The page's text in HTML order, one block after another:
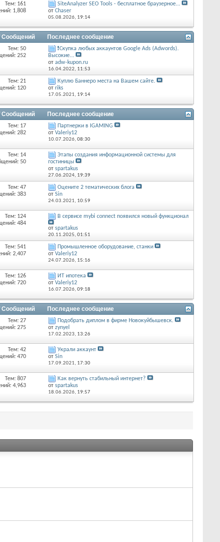
Тем: 161
1,808
SiteAnalyzer SEO Tools - бесплатное браузерное...
от Chaser
05.08.2026, 19:14
Сообщений Последнее сообщение
Тем: 50
252
❗Скупка любых аккаунтов Google Ads (Adwords).
Высокие...
от adw-kupon.ru
16.04.2022, 11:53
Тем: 21
120
Куплю Баннеро места на Вашем сайте.
от riks
17.05.2021, 19:14
Сообщений Последнее сообщение
Тем: 17
282
Партнерки в IGAMING
от Valeriy12
10.07.2026, 08:30
Тем: 14
50
Этапы создания информационной системы для
гостиницы
от spartakus
27.06.2024, 19:39
Тем: 47
383
Оцените 2 тематических блога
от Sin
24.03.2021, 10:59
Тем: 124
484
В сервисе mybi connect появился новый функционал
от spartakus
20.11.2025, 01:51
Тем: 541
2,407
Промышленное оборудование, станки
от Valeriy12
24.07.2026, 15:16
Тем: 126
720
ИТ ипотека
от Valeriy12
16.07.2026, 09:18
Сообщений Последнее сообщение
Тем: 27
275
Подобрать диплом в фирме Новокуйбышевск.
от zynyel
17.02.2023, 13:26
Тем: 42
470
Украли аккаунт
от Sin
17.09.2021, 17:30
Тем: 807
4,963
Как вернуть стабильный интернет?
от spartakus
18.06.2026, 19:57